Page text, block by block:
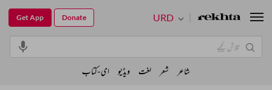
URD
Get App Donate
شاعر شعر لغت ویڈیو ای-کتاب